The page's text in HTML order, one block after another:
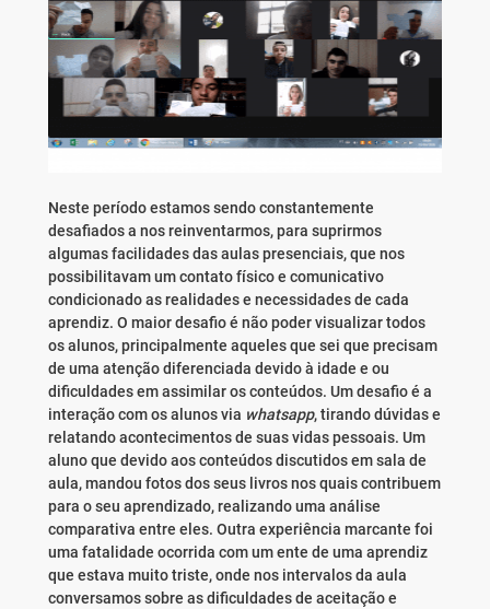
Neste período estamos sendo constantemente
desafiados a nos reinventarmos, para suprirmos
algumas facilidades das aulas presenciais, que nos
possibilitavam um contato físico e comunicativo
condicionado as realidades e necessidades de cada
aprendiz. O maior desafio é não poder visualizar todos
os alunos, principalmente aqueles que sei que precisam
de uma atenção diferenciada devido à idade e ou
dificuldades em assimilar os conteúdos. Um desafio é a
interação com os alunos via whatsapp, tirando dúvidas e
relatando acontecimentos de suas vidas pessoais. Um
aluno que devido aos conteúdos discutidos em sala de
aula, mandou fotos dos seus livros nos quais contribuem
para o seu aprendizado, realizando uma análise
comparativa entre eles. Outra experiência marcante foi
uma fatalidade ocorrida com um ente de uma aprendiz
que estava muito triste, onde nos intervalos da aula
conversamos sobre as dificuldades de aceitação e